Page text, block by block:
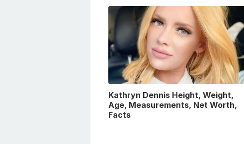
Kathryn Dennis Height, Weight,
Age, Measurements, Net Worth,
Facts